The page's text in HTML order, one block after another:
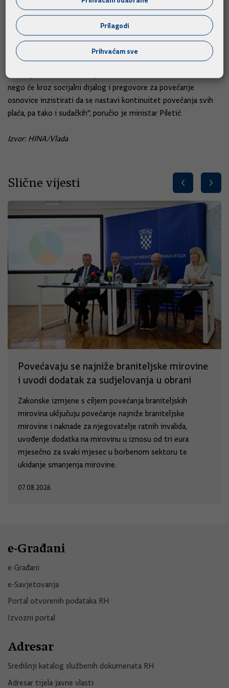
Upitan za pritužbu Udruge hrvatskih sudaca Europskoj komisiji
zbog visine sudačkih plaća, Piletić je pojasnio da su od prosinca
2019. do rujna 2023. plaće sucima rasle od 19 do 35 posto.
"Sasvim sigurno će tu politiku Vlada nastaviti. S novim
koeficijentima i učincima porezne reforme Vlada neće stati,
nego će kroz socijalni dijalog i pregovore za povećanje
osnovice inzistirati da se nastavi kontinuitet povećanja svih
plaća, pa tako i sudačkih", poručio je ministar Piletić.
Izvor: HINA/Vlada
Slične vijesti
Povećavaju se najniže braniteljske mirovine
i uvodi dodatak za sudjelovanja u obrani
Zakonske izmjene s ciljem povećanja braniteljskih
mirovina uključuju povećanje najniže braniteljske
mirovine i naknade za njegovatelje ratnih invalida,
uvođenje dodatka na mirovinu u iznosu od tri eura
mjesečno za svaki mjesec u borbenom sektoru te
ukidanje smanjenja mirovine.
07.08.2026.
e-Građani
e-Građani
e-Savjetovanja
Portal otvorenih podataka RH
Izvozni portal
Adresar
Središnji katalog službenih dokumenata RH
Adresar tijela javne vlasti
Prilagodi
Prihvaćam sve